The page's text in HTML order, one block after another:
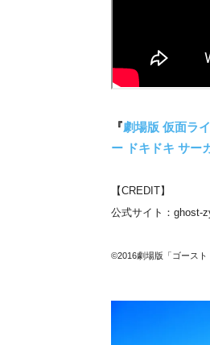
『劇場版 仮面ラ
ー ドキドキ サー
【CREDIT】
公式サイト：ghost-
©2016劇場版「ゴース